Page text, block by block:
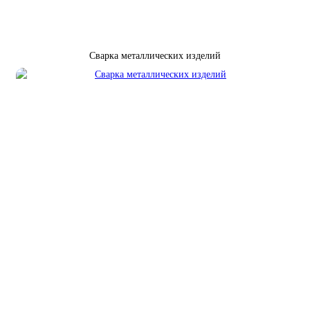
Сварка металлических изделий